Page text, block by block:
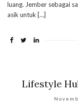
luang. Jember sebagai
asik untuk […]
Lifestyle